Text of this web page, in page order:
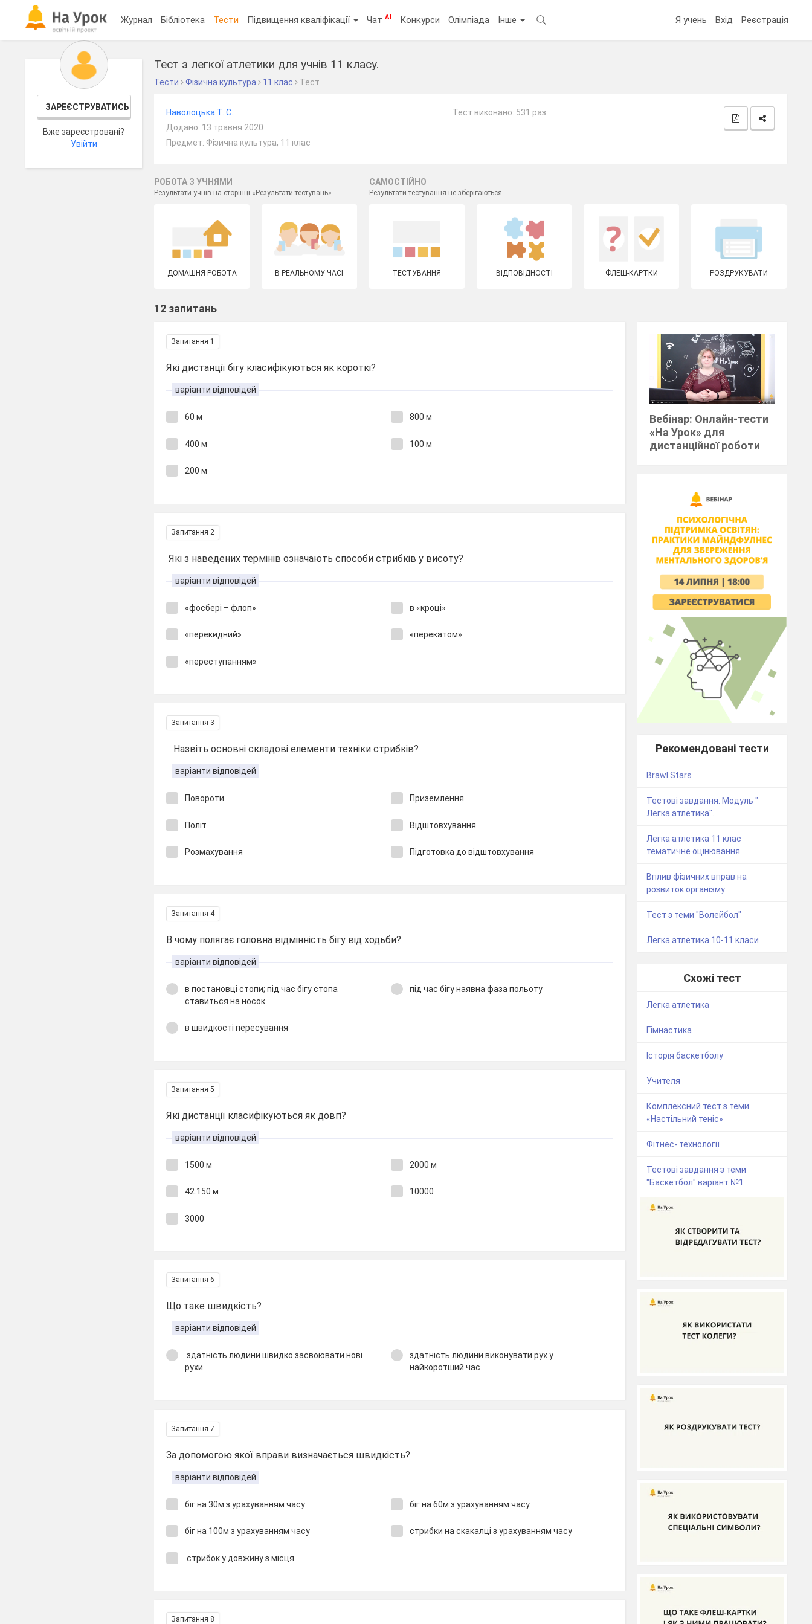
Журнал Бібліотека Тести Підвищення кваліфікації ЧатAI Конкурси Олімпіада Інше Я учень Вхід Реєстрація
ЗАРЕЄСТРУВАТИСЬ
Вже зареєстровані?
Увійти
Тест з легкої атлетики для учнів 11 класу.
Тести Фізична культура 11 клас Тест
Наволоцька Т. С.
Додано: 13 травня 2020
Предмет: Фізична культура, 11 клас
Тест виконано: 531 раз
РОБОТА З УЧНЯМИ
Результати учнів на сторінці « Результати тестувань»
САМОСТІЙНО
Результати тестування не зберігаються
ДОМАШНЯ РОБОТА В РЕАЛЬНОМУ ЧАСІ ТЕСТУВАННЯ ВІДПОВІДНОСТІ ФЛЕШ-КАРТКИ РОЗДРУКУВАТИ
12 запитань
Запитання 1
Які дистанції бігу класифікуються як короткі?
варіанти відповідей
60 м 800 м
400 м 100 м
200 м
Запитання 2
Які з наведених термінів означають способи стрибків у висоту?
варіанти відповідей
«фосбері – флоп» в «кроці»
«перекидний» «перекатом»
«переступанням»
Запитання 3
Назвіть основні складові елементи техніки стрибків?
варіанти відповідей
Повороти Приземлення
Політ Відштовхування
Розмахування Підготовка до відштовхування
Запитання 4
В чому полягає головна відмінність бігу від ходьби?
варіанти відповідей
в постановці стопи; під час бігу стопа
ставиться на носок
під час бігу наявна фаза польоту
в швидкості пересування
Запитання 5
Які дистанції класифікуються як довгі?
варіанти відповідей
1500 м 2000 м
42.150 м 10000
3000
Запитання 6
Що таке швидкість?
варіанти відповідей
здатність людини швидко засвоювати нові
рухи
здатність людини виконувати рух у
найкоротший час
Запитання 7
За допомогою якої вправи визначається швидкість?
варіанти відповідей
біг на 30м з урахуванням часу біг на 60м з урахуванням часу
біг на 100м з урахуванням часу стрибки на скакалці з урахуванням часу
стрибок у довжину з місця
Запитання 8
Вебінар: Онлайн-тести
«На Урок» для
дистанційної роботи
Рекомендовані тести
Brawl Stars
Тестові завдання. Модуль "
Легка атлетика".
Легка атлетика 11 клас
тематичне оцінювання
Вплив фізичних вправ на
розвиток організму
Тест з теми "Волейбол"
Легка атлетика 10-11 класи
Схожі тест
Легка атлетика
Гімнастика
Історія баскетболу
Учителя
Комплексний тест з теми.
«Настільний теніс»
Фітнес- технології
Тестові завдання з теми
"Баскетбол" варіант №1